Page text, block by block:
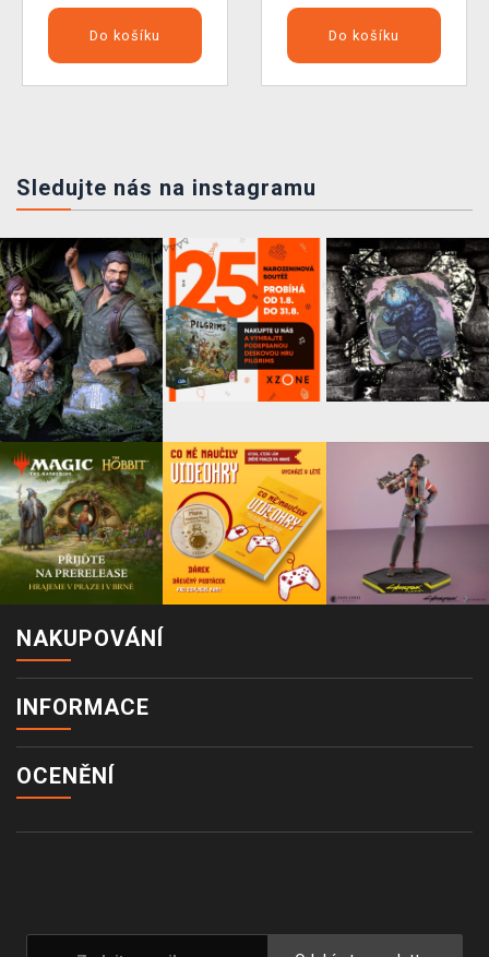
Do košíku Do košíku
Sledujte nás na instagramu
NAKUPOVÁNÍ
INFORMACE
OCENĚNÍ